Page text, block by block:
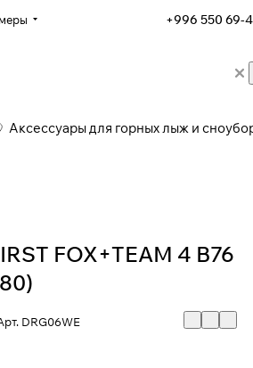
+996 550 69-
Аксессуары для горных лыж и
FOX+TEAM 4 B76
DRG06WE